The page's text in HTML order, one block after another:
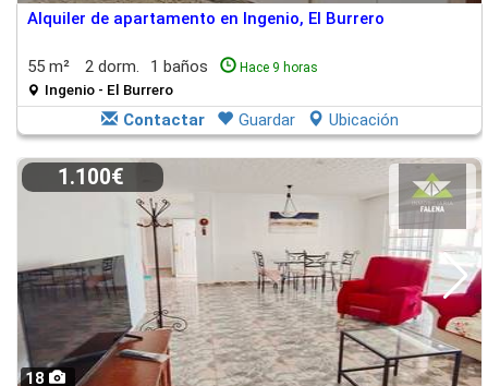
Alquiler de apartamento en Ingenio, El Burrero
55 m² 2 dorm. 1 baños Hace 9 horas
Ingenio - El Burrero
Contactar Guardar Ubicación
18
1.100€